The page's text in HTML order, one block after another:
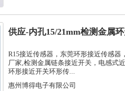
供应-内孔15/21mm检测金属
孔环...
R15接近传感器，东莞环形接近传感器
厂家,检测金属链条接近开关，电感式
环形接近开关环形传...
惠州博得电子有限公司